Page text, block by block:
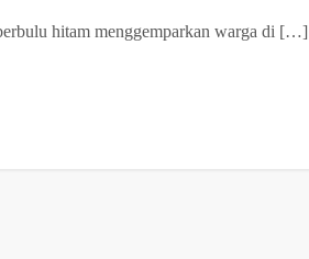
hitam menggemparkan warga di […]